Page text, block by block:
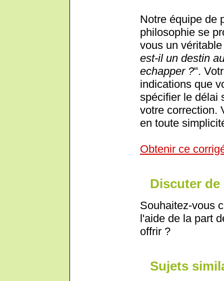
Notre équipe de
philosophie se
vous un
est-il un destin
echapper ?".
indications que
spécifier le délai
votre correction.
en toute
Obtenir ce
Discuter de
Souhaitez-vous
l'aide de la part
offrir ?
Sujets